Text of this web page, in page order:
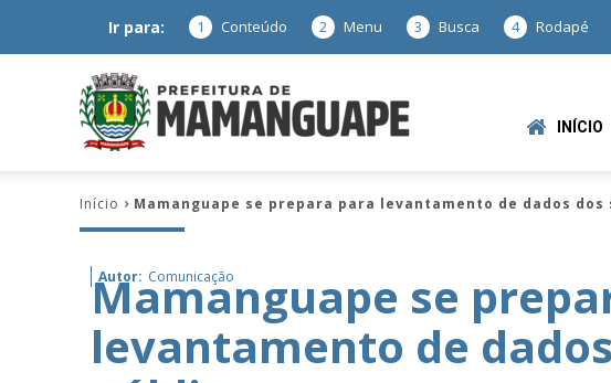
Ir para: 1 Conteúdo 2 Menu 3 Busca 4 Rodapé
Mamanguape
INÍCIO
Início Mamanguape se prepara para levantamento de dados
Autor: Comunicação
Mamanguape se
levantamento de